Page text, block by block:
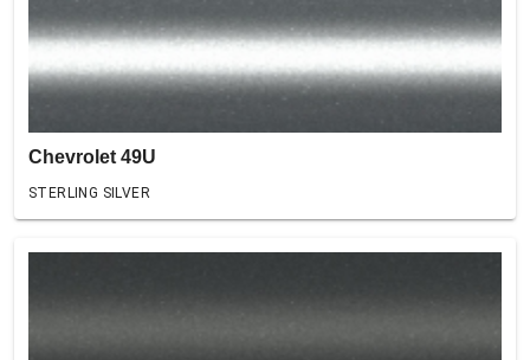
Chevrolet 49U
STERLING SILVER